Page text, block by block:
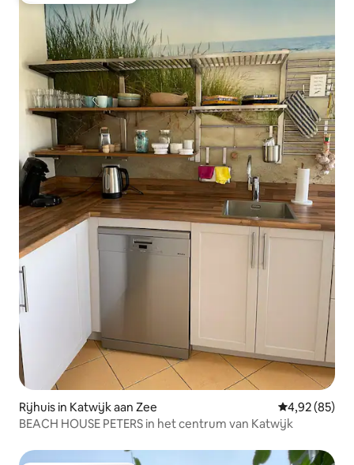
Rijhuis in Katwijk aan Zee Gemiddelde
4,92 (85)
BEACH HOUSE PETERS in het centrum van Katwijk